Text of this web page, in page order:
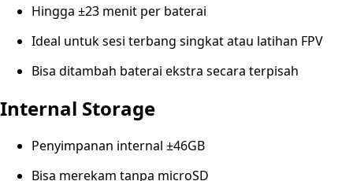
Hingga ±23 menit per baterai
Ideal untuk sesi terbang singkat atau latihan FPV
Bisa ditambah baterai ekstra secara terpisah
Internal Storage
Penyimpanan internal ±46GB
Bisa merekam tanpa microSD